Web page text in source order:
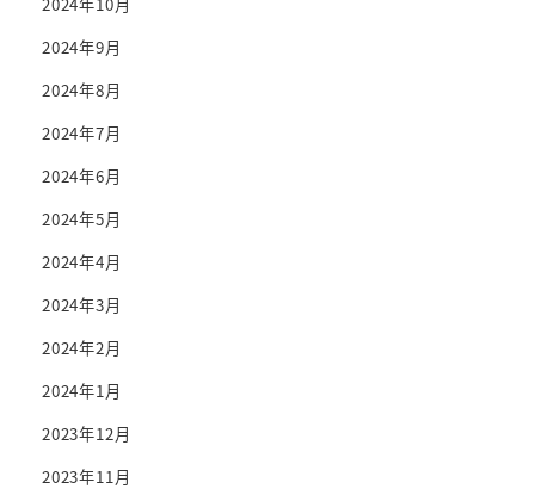
2024年10月
2024年9月
2024年8月
2024年7月
2024年6月
2024年5月
2024年4月
2024年3月
2024年2月
2024年1月
2023年12月
2023年11月